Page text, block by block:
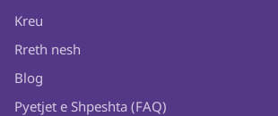
Kreu
Rreth nesh
Blog
Pyetjet e Shpeshta (FAQ)